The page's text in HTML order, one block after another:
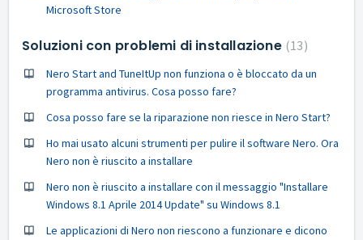
Microsoft Store
Soluzioni con problemi di installazione 13
Nero Start and TuneItUp non funziona o è bloccato da un
programma antivirus. Cosa posso fare?
Cosa posso fare se la riparazione non riesce in Nero Start?
Ho mai usato alcuni strumenti per pulire il software Nero. Ora
Nero non è riuscito a installare
Nero non è riuscito a installare con il messaggio "Installare
Windows 8.1 Aprile 2014 Update" su Windows 8.1
Le applicazioni di Nero non riescono a funzionare e dicono